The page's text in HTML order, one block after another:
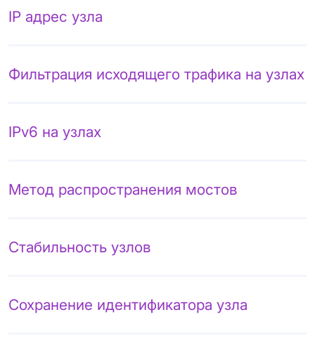
IP адрес узла
Фильтрация исходящего трафика на узлах
IPv6 на узлах
Метод распространения мостов
Стабильность узлов
Сохранение идентификатора узла